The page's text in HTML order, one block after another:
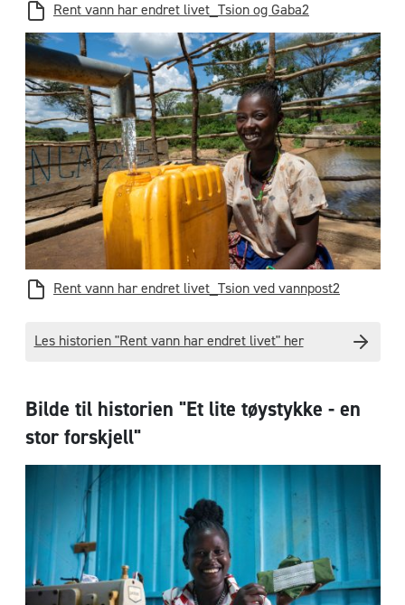
Rent vann har endret livet_Tsion og Gaba2
Rent vann har endret livet_Tsion ved vannpost2
Les historien "Rent vann har endret livet" her
Bilde til historien "Et lite tøystykke - en
stor forskjell"